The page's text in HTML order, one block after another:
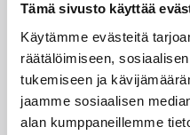
Tämä sivusto käyttää
Käytämme evästeitä
räätälöimiseen,
tukemiseen ja
jaamme sosiaalisen
alan kumppaneillemme
Katso myös